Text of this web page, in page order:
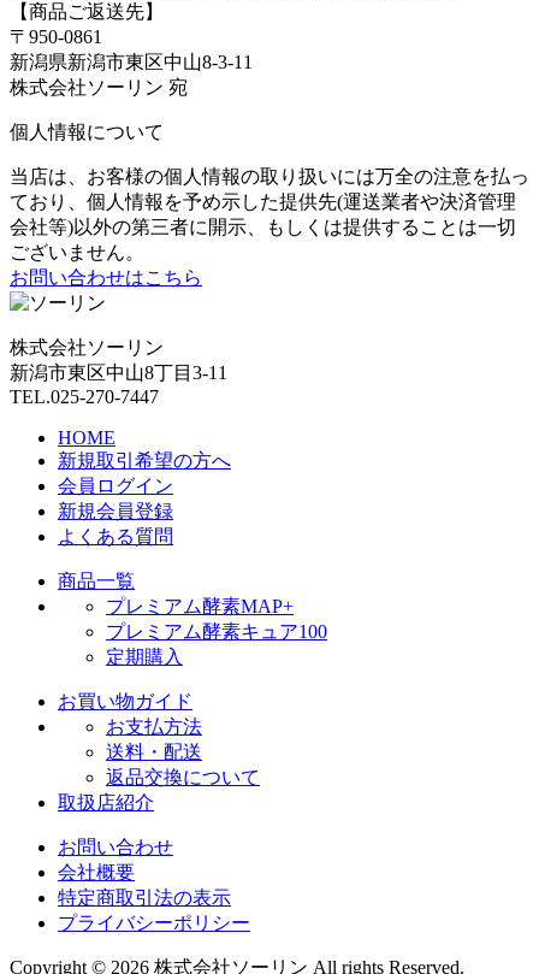
【商品ご返送先】
〒950-0861
新潟県新潟市東区中山8-3-11
株式会社ソーリン 宛
個人情報について
当店は、お客様の個人情報の取り扱いには万全の注意を払っ
ており、個人情報を予め示した提供先(運送業者や決済管理
会社等)以外の第三者に開示、もしくは提供することは一切
ございません。
お問い合わせはこちら
株式会社ソーリン
新潟市東区中山8丁目3-11
TEL.025-270-7447
HOME
新規取引希望の方へ
会員ログイン
新規会員登録
よくある質問
商品一覧
プレミアム酵素MAP+
プレミアム酵素キュア100
定期購入
お買い物ガイド
お支払方法
送料・配送
返品交換について
取扱店紹介
お問い合わせ
会社概要
特定商取引法の表示
プライバシーポリシー
Copyright © 2026 株式会社ソーリン All rights Reserved.